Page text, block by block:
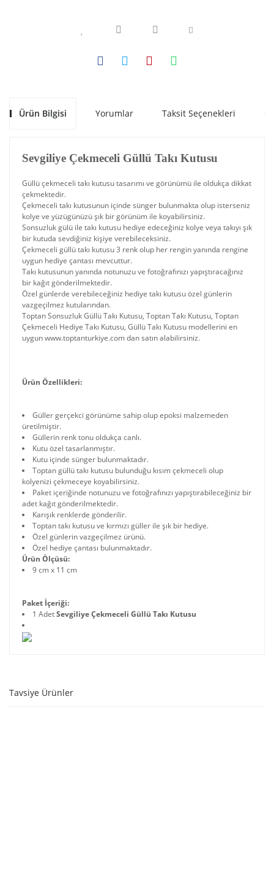
Ürün Bilgisi Yorumlar Taksit Seçenekleri
Sevgiliye Çekmeceli Güllü Takı Kutusu
Güllü çekmeceli takı kutusu tasarımı ve görünümü ile oldukça dikkat
çekmektedir.
Çekmeceli takı kutusunun içinde sünger bulunmakta olup isterseniz
kolye ve yüzügünüzü şık bir görünüm ile koyabilirsiniz.
Sonsuzluk gülü ile takı kutusu hediye edeceğiniz kolye veya takıyı şık
bir kutuda sevdiğiniz kişiye verebileceksiniz.
Çekmeceli güllü takı kutusu 3 renk olup her rengin yanında rengine
uygun hediye çantası mevcuttur.
Takı kutusunun yanında notunuzu ve fotoğrafınızı yapıştıracağınız
bir kağıt gönderilmektedir.
Özel günlerde verebileceğiniz hediye takı kutusu özel günlerin
vazgeçilmez kutularından.
Toptan Sonsuzluk Güllü Takı Kutusu, Toptan Takı Kutusu, Toptan
Çekmeceli Hediye Takı Kutusu, Güllü Takı Kutusu modellerini en
uygun www.toptanturkiye.com dan satın alabilirsiniz.
Ürün Özellikleri:
Güller gerçekci görünüme sahip olup epoksi malzemeden
üretilmiştir.
Güllerin renk tonu oldukça canlı.
Kutu özel tasarlanmıştır.
Kutu içinde sünger bulunmaktadır.
Toptan güllü takı kutusu bulunduğu kısım çekmeceli olup
kolyenizi çekmeceye koyabilirsiniz.
Paket içeriğinde notunuzu ve fotoğrafınızı yapıştırabileceğiniz bir
adet kağıt gönderilmektedir.
Karışık renklerde gönderilir.
Toptan takı kutusu ve kırmızı güller ile şık bir hediye.
Özel günlerin vazgeçilmez ürünü.
Özel hediye çantası bulunmaktadır.
Ürün Ölçüsü:
9 cm x 11 cm
Paket İçeriği:
1 AdetSevgiliye Çekmeceli Güllü Takı Kutusu
Tavsiye Ürünler